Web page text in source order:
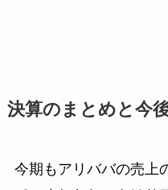
決算のまとめと今
今期もアリババの売上